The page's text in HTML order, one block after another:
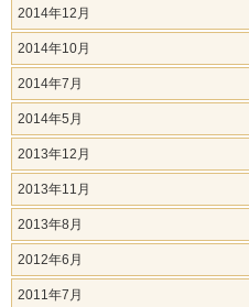
2014年12月
2014年10月
2014年7月
2014年5月
2013年12月
2013年11月
2013年8月
2012年6月
2011年7月